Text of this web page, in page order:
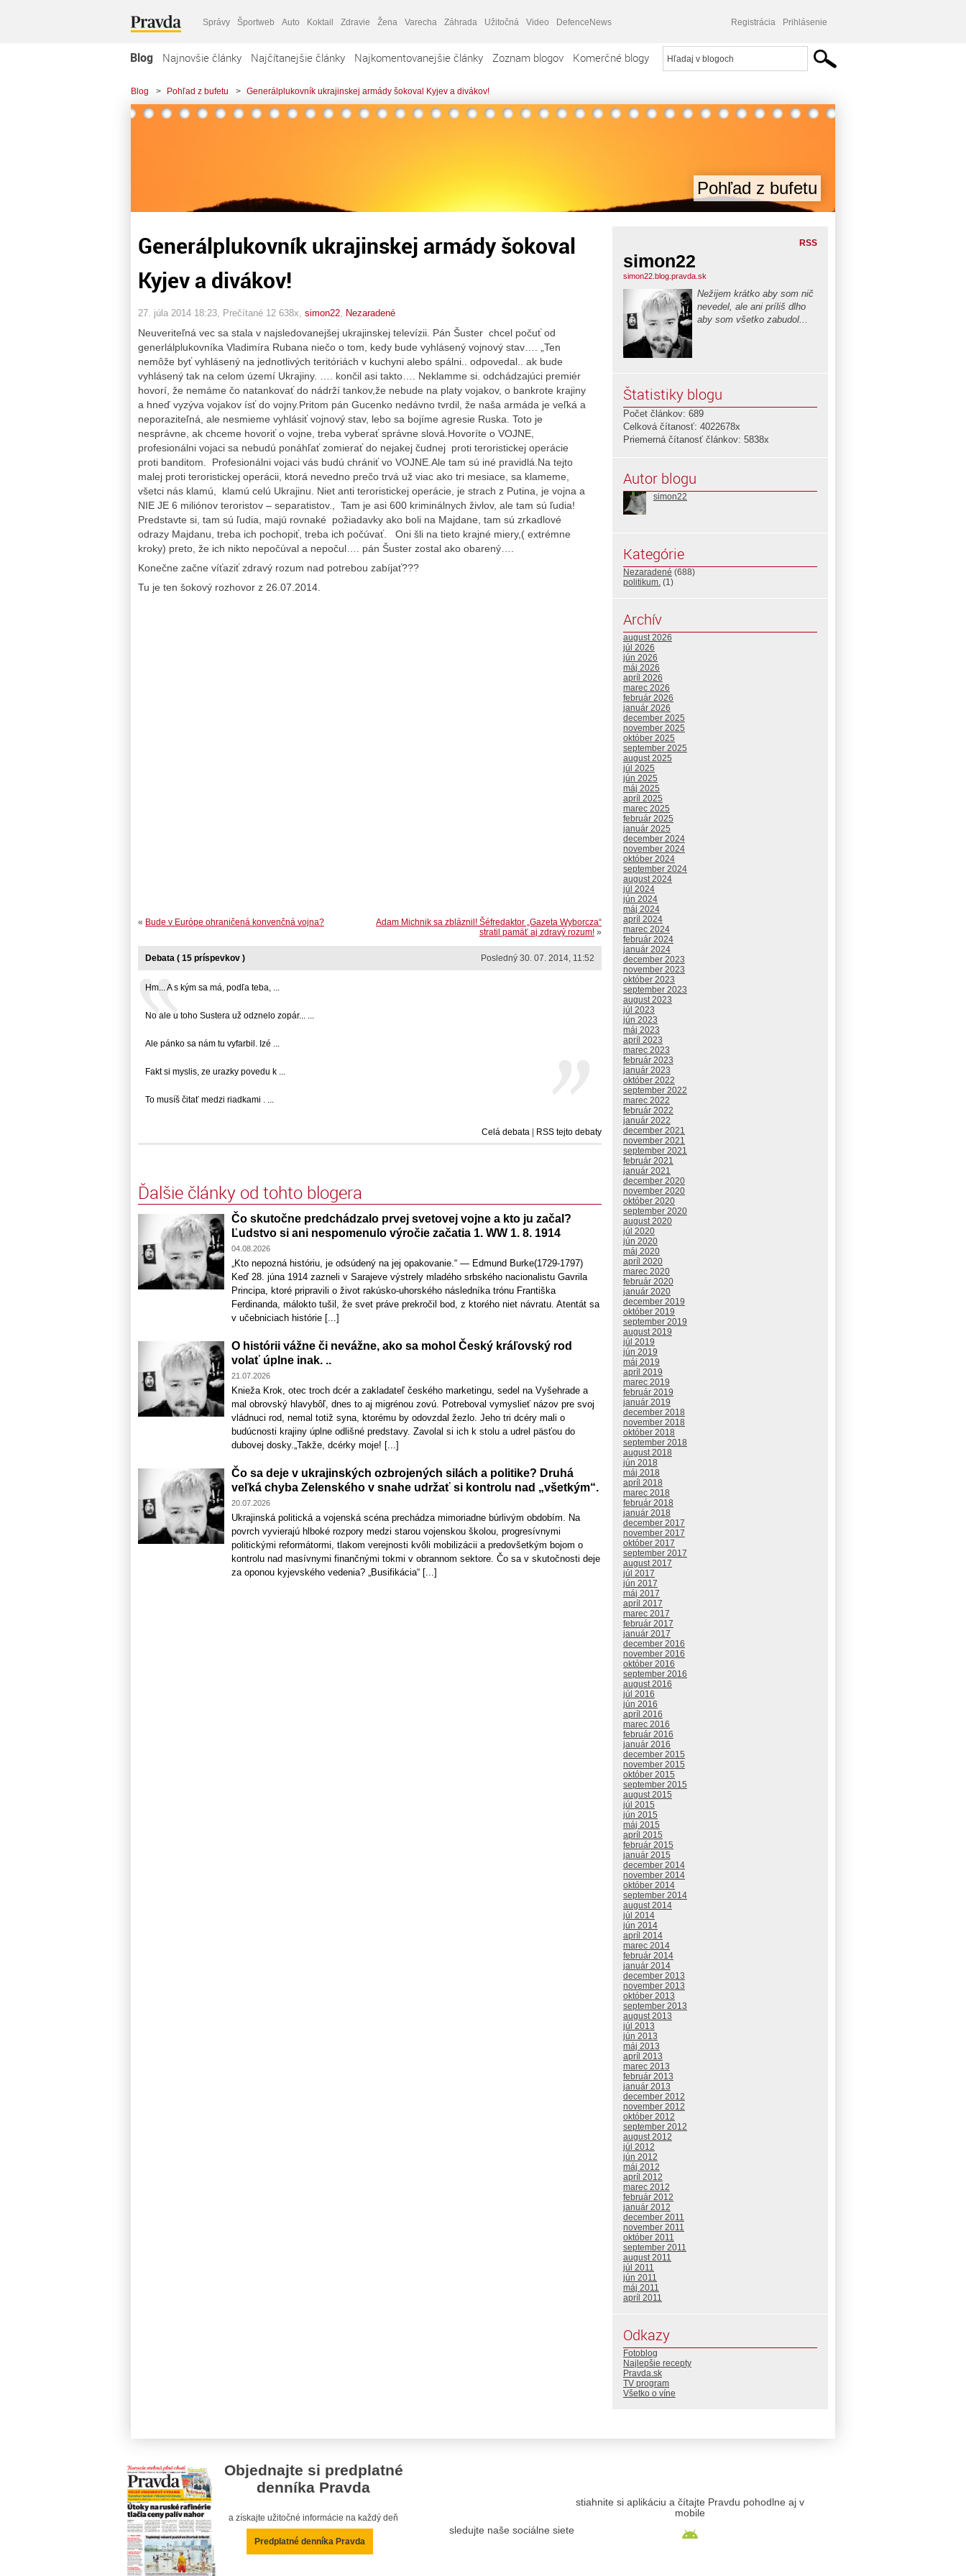
Správy Športweb Auto Koktail Zdravie Žena Varecha Záhrada Užitočná Video DefenceNews Registrácia Prihlásenie
Blog Najnovšie články Najčítanejšie články Najkomentovanejšie články Zoznam blogov Komerčné blogy
Blog > Pohľad z bufetu > Generálplukovník ukrajinskej armády šokoval Kyjev a divákov!
Pohľad z bufetu
Generálplukovník ukrajinskej armády šokoval
Kyjev a divákov!
27. júla 2014 18:23 , Prečítané 12 638x, simon22 Nezaradené
Neuveriteľná vec sa stala v najsledovanejšej ukrajinskej televízii. Pán Šuster chcel počuť od
generlálplukovníka Vladimíra Rubana niečo o tom, kedy bude vyhlásený vojnový stav…. „Ten
nemôže byť vyhlásený na jednotlivých teritóriách v kuchyni alebo spálni.. odpovedal.. ak bude
vyhlásený tak na celom území Ukrajiny. …. končil asi takto…. Neklamme si. odchádzajúci premiér
hovorí, že nemáme čo natankovať do nádrží tankov,že nebude na platy vojakov, o bankrote krajiny
a hneď vyzýva vojakov ísť do vojny.Pritom pán Gucenko nedávno tvrdil, že naša armáda je veľká a
neporaziteľná, ale nesmieme vyhlásiť vojnový stav, lebo sa bojíme agresie Ruska. Toto je
nesprávne, ak chceme hovoriť o vojne, treba vyberať správne slová.Hovoríte o VOJNE,
profesionálni vojaci sa nebudú ponáhľať zomierať do nejakej čudnej proti teroristickej operácie
proti banditom. Profesionálni vojaci vás budú chrániť vo VOJNE.Ale tam sú iné pravidlá.Na tejto
malej proti teroristickej operácii, ktorá nevedno prečo trvá už viac ako tri mesiace, sa klameme,
všetci nás klamú, klamú celú Ukrajinu. Niet anti teroristickej operácie, je strach z Putina, je vojna a
NIE JE 6 miliónov teroristov – separatistov., Tam je asi 600 kriminálnych živlov, ale tam sú ľudia!
Predstavte si, tam sú ľudia, majú rovnaké požiadavky ako boli na Majdane, tam sú zrkadlové
odrazy Majdanu, treba ich pochopiť, treba ich počúvať. Oni šli na tieto krajné miery,( extrémne
kroky) preto, že ich nikto nepočúval a nepočul…. pán Šuster zostal ako obarený….
Konečne začne víťaziť zdravý rozum nad potrebou zabíjať???
Tu je ten šokový rozhovor z 26.07.2014.
Adam Michnik sa zbláznil! Šéfredaktor „Gazeta Wyborcza“
stratil pamäť aj zdravý rozum! »
« Bude v Európe ohraničená konvenčná vojna?
Posledný 30. 07. 2014, 11:52
Debata ( 15 príspevkov )
Hm... A s kým sa má, podľa teba, ...
No ale u toho Sustera už odznelo zopár... ...
Ale pánko sa nám tu vyfarbil. Izé ...
Fakt si myslis, ze urazky povedu k ...
To musíš čitať medzi riadkami . ...
Celá debata RSS tejto debaty
Ďalšie články od tohto blogera
Čo skutočne predchádzalo prvej svetovej vojne a kto ju začal?
Ľudstvo si ani nespomenulo výročie začatia 1. WW 1. 8. 1914
04.08.2026
„Kto nepozná históriu, je odsúdený na jej opakovanie.“ — Edmund Burke(1729-1797)
Keď 28. júna 1914 zazneli v Sarajeve výstrely mladého srbského nacionalistu Gavrila
Principa, ktoré pripravili o život rakúsko-uhorského následníka trónu Františka
Ferdinanda, málokto tušil, že svet práve prekročil bod, z ktorého niet návratu. Atentát sa
v učebniciach histórie [...]
O histórii vážne či nevážne, ako sa mohol Český kráľovský rod
volať úplne inak. ..
21.07.2026
Knieža Krok, otec troch dcér a zakladateľ českého marketingu, sedel na Vyšehrade a
mal obrovský hlavybôľ, dnes to aj migrénou zovú. Potreboval vymyslieť názov pre svoj
vládnuci rod, nemal totiž syna, ktorému by odovzdal žezlo. Jeho tri dcéry mali o
budúcnosti krajiny úplne odlišné predstavy. Zavolal si ich k stolu a udrel päsťou do
dubovej dosky.„Takže, dcérky moje! [...]
Čo sa deje v ukrajinských ozbrojených silách a politike? Druhá
veľká chyba Zelenského v snahe udržať si kontrolu nad „všetkým“.
20.07.2026
Ukrajinská politická a vojenská scéna prechádza mimoriadne búrlivým obdobím. Na
povrch vyvierajú hlboké rozpory medzi starou vojenskou školou, progresívnymi
politickými reformátormi, tlakom verejnosti kvôli mobilizácii a predovšetkým bojom o
kontrolu nad masívnymi finančnými tokmi v obrannom sektore. Čo sa v skutočnosti deje
za oponou kyjevského vedenia? „Busifikácia“ [...]
RSS
simon22
simon22.blog.pravda.sk
Nežijem krátko aby som nič
nevedel, ale ani príliš dlho
aby som všetko zabudol...
Štatistiky blogu
Počet článkov: 689
Celková čítanosť: 4022678x
Priemerná čítanosť článkov: 5838x
Autor blogu
simon22
Kategórie
Nezaradené (688)
politikum. (1)
Archív
august 2026
júl 2026
jún 2026
máj 2026
apríl 2026
marec 2026
február 2026
január 2026
december 2025
november 2025
október 2025
september 2025
august 2025
júl 2025
jún 2025
máj 2025
apríl 2025
marec 2025
február 2025
január 2025
december 2024
november 2024
október 2024
september 2024
august 2024
júl 2024
jún 2024
máj 2024
apríl 2024
marec 2024
február 2024
január 2024
december 2023
november 2023
október 2023
september 2023
august 2023
júl 2023
jún 2023
máj 2023
apríl 2023
marec 2023
február 2023
január 2023
október 2022
september 2022
marec 2022
február 2022
január 2022
december 2021
november 2021
september 2021
február 2021
január 2021
december 2020
november 2020
október 2020
september 2020
august 2020
júl 2020
jún 2020
máj 2020
apríl 2020
marec 2020
február 2020
január 2020
december 2019
október 2019
september 2019
august 2019
júl 2019
jún 2019
máj 2019
apríl 2019
marec 2019
február 2019
január 2019
december 2018
november 2018
október 2018
september 2018
august 2018
jún 2018
máj 2018
apríl 2018
marec 2018
február 2018
január 2018
december 2017
november 2017
október 2017
september 2017
august 2017
júl 2017
jún 2017
máj 2017
apríl 2017
marec 2017
február 2017
január 2017
december 2016
november 2016
október 2016
september 2016
august 2016
júl 2016
jún 2016
apríl 2016
marec 2016
február 2016
január 2016
december 2015
november 2015
október 2015
september 2015
august 2015
júl 2015
jún 2015
máj 2015
apríl 2015
február 2015
január 2015
december 2014
november 2014
október 2014
september 2014
august 2014
júl 2014
jún 2014
apríl 2014
marec 2014
február 2014
január 2014
december 2013
november 2013
október 2013
september 2013
august 2013
júl 2013
jún 2013
máj 2013
apríl 2013
marec 2013
február 2013
január 2013
december 2012
november 2012
október 2012
september 2012
august 2012
júl 2012
jún 2012
máj 2012
apríl 2012
marec 2012
február 2012
január 2012
december 2011
november 2011
október 2011
september 2011
august 2011
júl 2011
jún 2011
máj 2011
apríl 2011
Odkazy
Fotoblog
Najlepšie recepty
Pravda.sk
TV program
Všetko o víne
Objednajte si predplatné
denníka Pravda
a získajte užitočné informácie na každý deň
Predplatné denníka Pravda
sledujte naše sociálne siete
stiahnite si aplikáciu a čítajte Pravdu pohodlne aj v
mobile